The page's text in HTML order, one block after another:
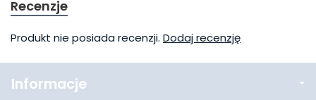
Recenzje
Produkt nie posiada recenzji. Dodaj recenzję
Informacje